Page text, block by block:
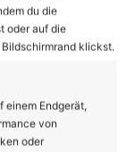
du die
oder auf die
klickst.
einem Endgerät,
von
oder